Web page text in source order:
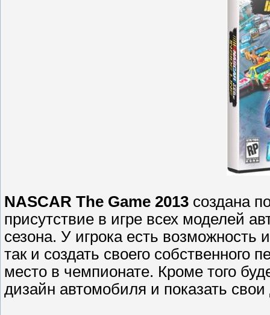
NASCAR The Game 2013 создана
присутствие в игре всех моделей
сезона. У игрока есть возможность
так и создать своего собственного
место в чемпионате. Кроме того
дизайн автомобиля и показать